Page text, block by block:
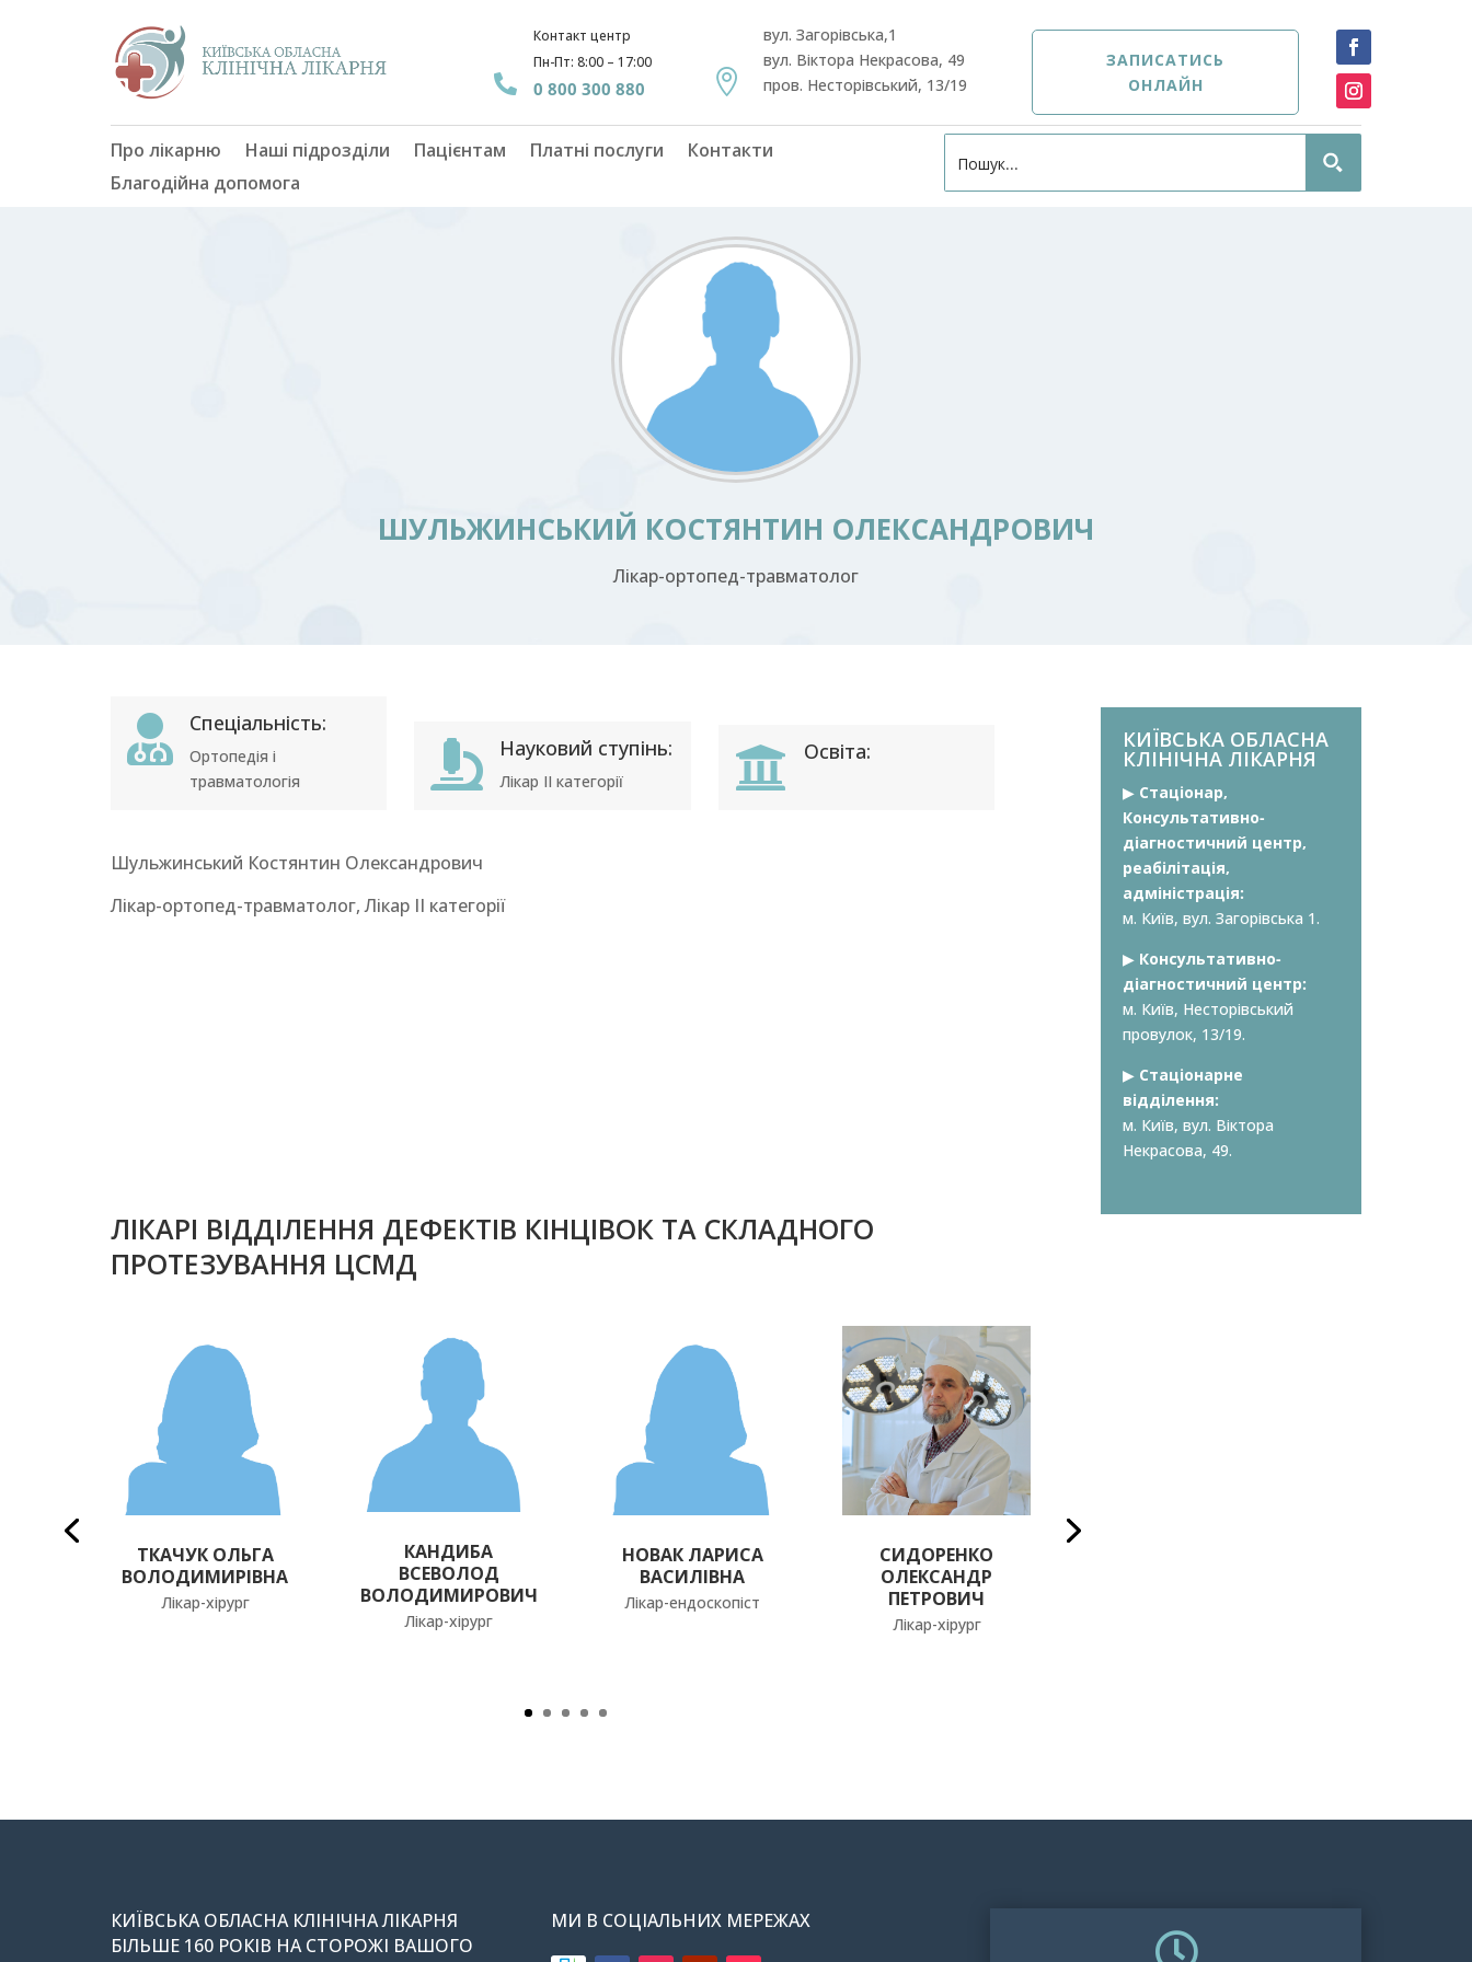

Контакт центр
Пн-Пт: 8:00 – 17:00
0 800 300 880 
вул. Загорівська,1
вул. Віктора Некрасова, 49
пров. Несторівський, 13/19
ЗАПИСАТИСЬ
ОНЛАЙН
Про лікарню Наші підрозділи Пацієнтам Платні послуги
Контакти
Благодійна допомога
ШУЛЬЖИНСЬКИЙ КОСТЯНТИН ОЛЕКСАНДРОВИЧ
Лікар-ортопед-травматолог
 Спеціальність:
Ортопедія і
травматологія
 Науковий ступінь:
Лікар ІІ категорії  Освіта:
Шульжинський Костянтин Олександрович
Лікар-ортопед-травматолог, Лікар ІІ категорії
КИЇВСЬКА ОБЛАСНА
КЛІНІЧНА ЛІКАРНЯ
▶︎Стаціонар,
Консультативно-
діагностичний центр,
реабілітація,
адміністрація:
м. Київ, вул. Загорівська 1.
▶︎ Консультативно-
діагностичний центр:
м. Київ, Несторівський
провулок, 13/19.
▶︎ Стаціонарне
відділення:
м. Київ, вул. Віктора
Некрасова, 49.
ЛІКАРІ ВІДДІЛЕННЯ ДЕФЕКТІВ КІНЦІВОК ТА СКЛАДНОГО
ПРОТЕЗУВАННЯ ЦСМД
ТКАЧУК ОЛЬГА
ВОЛОДИМИРІВНА
Лікар-хірург
КАНДИБА
ВСЕВОЛОД
ВОЛОДИМИРОВИЧ
Лікар-хірург
НОВАК ЛАРИСА
ВАСИЛІВНА
Лікар-ендоскопіст
СИДОРЕНКО
ОЛЕКСАНДР
ПЕТРОВИЧ
Лікар-хірург
КИЇВСЬКА ОБЛАСНА КЛІНІЧНА ЛІКАРНЯ
БІЛЬШЕ 160 РОКІВ НА СТОРОЖІ ВАШОГО
МИ В СОЦІАЛЬНИХ МЕРЕЖАХ
